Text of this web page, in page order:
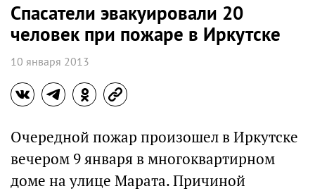
Спасатели эвакуировали 20
человек при пожаре в Иркутске
10 января 2013
Очередной пожар произошел в Иркутске
вечером 9 января в многоквартирном
доме на улице Марата. Причиной